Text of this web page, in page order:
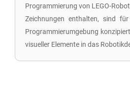
Programmierung von LEGO-
Zeichnungen enthalten, sind
Programmierumgebung
visueller Elemente in das